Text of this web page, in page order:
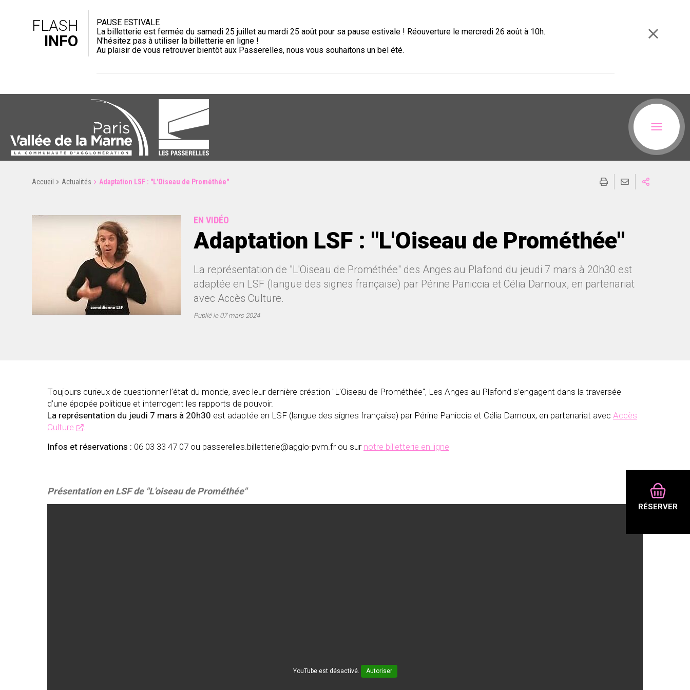
FLASH
INFO
PAUSE ESTIVALE
La billetterie est fermée du samedi 25 juillet au mardi 25 août pour sa pause estivale ! Réouverture le mercredi 26 août à 10h.
N'hésitez pas à utiliser la billetterie en ligne !
Au plaisir de vous retrouver bientôt aux Passerelles, nous vous souhaitons un bel été.
Accueil Actualités Adaptation LSF : "L'Oiseau de Prométhée"
RÉSERVER
EN VIDÉO
Adaptation LSF : "L'Oiseau de Prométhée"
La représentation de "L'Oiseau de Prométhée" des Anges au Plafond du jeudi 7 mars à 20h30 est
adaptée en LSF (langue des signes française) par Périne Paniccia et Célia Darnoux, en partenariat
avec Accès Culture.
Publié le07 mars 2024
Toujours curieux de questionner l’état du monde, avec leur dernière création "L'Oiseau de Prométhée", Les Anges au Plafond s’engagent dans la traversée
d’une épopée politique et interrogent les rapports de pouvoir.
La représentation du jeudi 7 mars à 20h30 est adaptée en LSF (langue des signes française) par Périne Paniccia et Célia Darnoux, en partenariat avec Accès
Culture
.
Infos et réservations : 06 03 33 47 07 ou passerelles.billetterie@agglo-pvm.fr ou sur notre billetterie en ligne
Présentation en LSF de "L'oiseau de Prométhée"
YouTube est désactivé. Autoriser